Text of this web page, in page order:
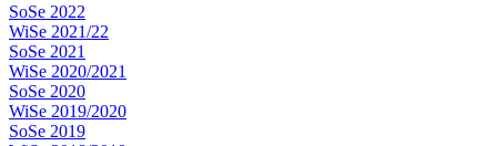
SoSe 2022
WiSe 2021/22
SoSe 2021
WiSe 2020/2021
SoSe 2020
WiSe 2019/2020
SoSe 2019